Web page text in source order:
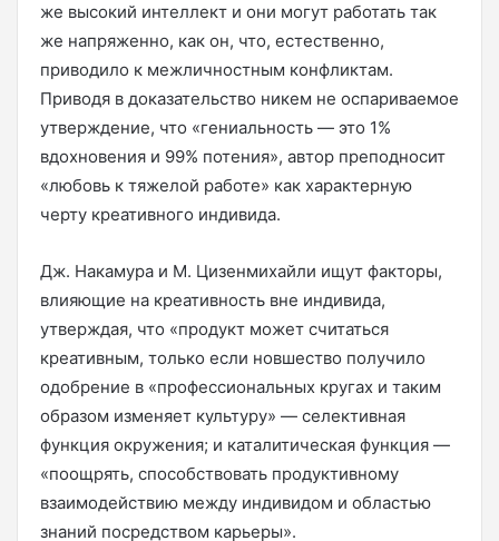
же высокий интеллект и они могут работать так
же напряженно, как он, что, естественно,
приводило к межличностным конфликтам.
Приводя в доказательство никем не оспариваемое
утверждение, что «гениальность — это 1%
вдохновения и 99% потения», автор преподносит
«любовь к тяжелой работе» как характерную
черту креативного индивида.
Дж. Накамура и М. Цизенмихайли ищут факторы,
влияющие на креативность вне индивида,
утверждая, что «продукт может считаться
креативным, только если новшество получило
одобрение в «профессиональных кругах и таким
образом изменяет культуру» — селективная
функция окружения; и каталитическая функция —
«поощрять, способствовать продуктивному
взаимодействию между индивидом и областью
знаний посредством карьеры».